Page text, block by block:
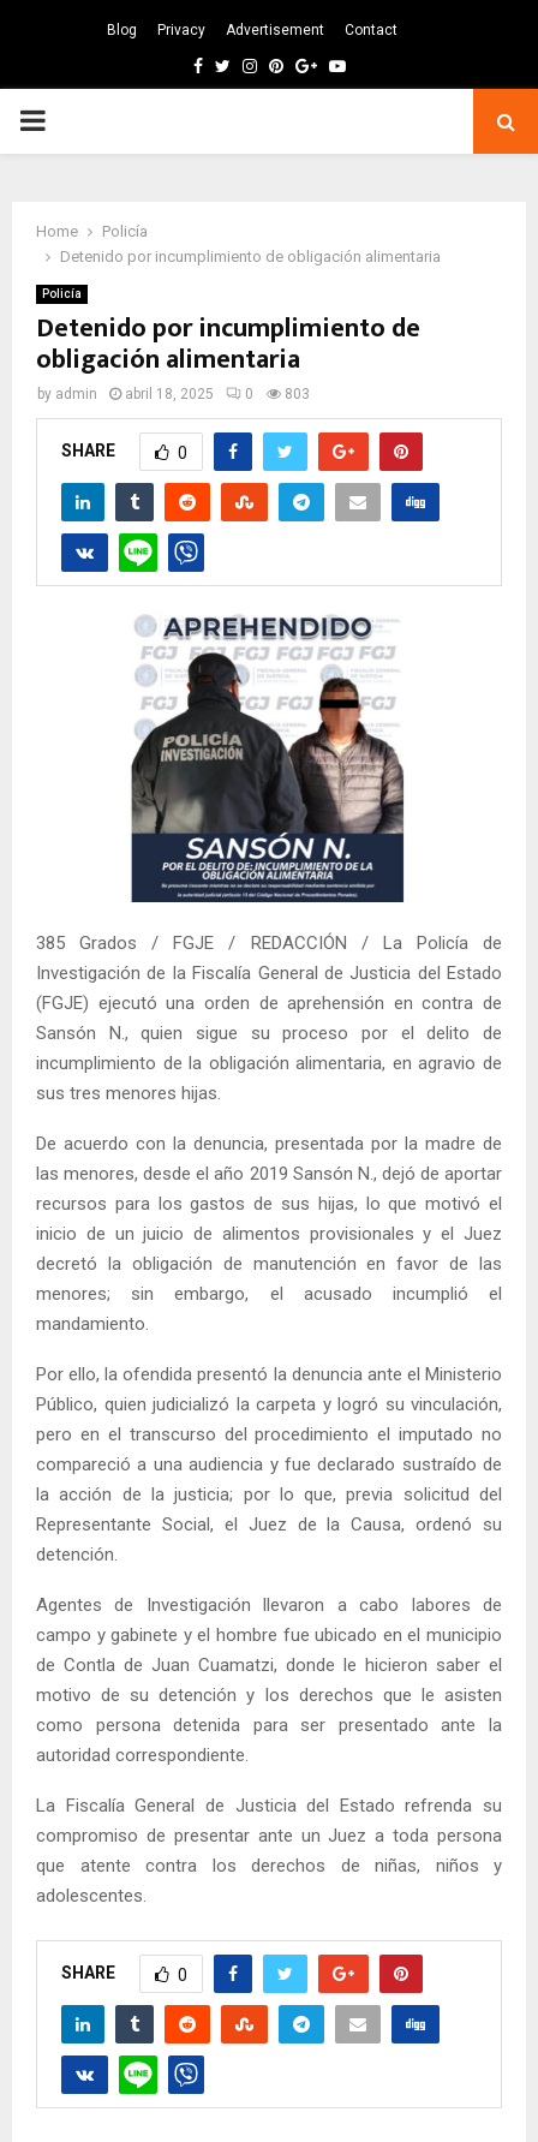
Blog Privacy Advertisement Contact
Facebook
TwitterInstagram
Pinterest
GoogleYoutube
PRIMARY
Home
Policía
Detenido por incumplimiento de obligación alimentaria
Policía
Detenido por incumplimiento de
obligación alimentaria
by admin abril 18, 2025 0 803
SHARE 0
385 Grados / FGJE / REDACCIÓN / La Policía de
Investigación de la Fiscalía General de Justicia del Estado
(FGJE) ejecutó una orden de aprehensión en contra de
Sansón N., quien sigue su proceso por el delito de
incumplimiento de la obligación alimentaria, en agravio de
sus tres menores hijas.
De acuerdo con la denuncia, presentada por la madre de
las menores, desde el año 2019 Sansón N., dejó de aportar
recursos para los gastos de sus hijas, lo que motivó el
inicio de un juicio de alimentos provisionales y el Juez
decretó la obligación de manutención en favor de las
menores; sin embargo, el acusado incumplió el
mandamiento.
Por ello, la ofendida presentó la denuncia ante el Ministerio
Público, quien judicializó la carpeta y logró su vinculación,
pero en el transcurso del procedimiento el imputado no
compareció a una audiencia y fue declarado sustraído de
la acción de la justicia; por lo que, previa solicitud del
Representante Social, el Juez de la Causa, ordenó su
detención.
Agentes de Investigación llevaron a cabo labores de
campo y gabinete y el hombre fue ubicado en el municipio
de Contla de Juan Cuamatzi, donde le hicieron saber el
motivo de su detención y los derechos que le asisten
como persona detenida para ser presentado ante la
autoridad correspondiente.
La Fiscalía General de Justicia del Estado refrenda su
compromiso de presentar ante un Juez a toda persona
que atente contra los derechos de niñas, niños y
adolescentes.
SHARE 0